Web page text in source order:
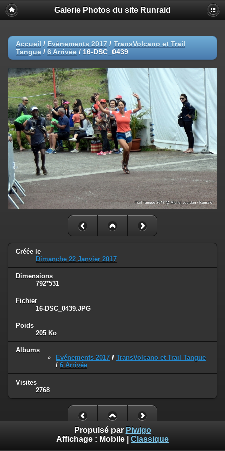
Galerie Photos du site Runraid
Accueil / Evénements 2017 / TransVolcano et Trail
Tangue / 6 Arrivée / 16-DSC_0439
Créée le
Dimanche 22 Janvier 2017
Dimensions
792*531
Fichier
16-DSC_0439.JPG
Poids
205 Ko
Albums
Evénements 2017 / TransVolcano et Trail Tangue
/ 6 Arrivée
Visites
2768
Propulsé par Piwigo
Affichage : Mobile Classique